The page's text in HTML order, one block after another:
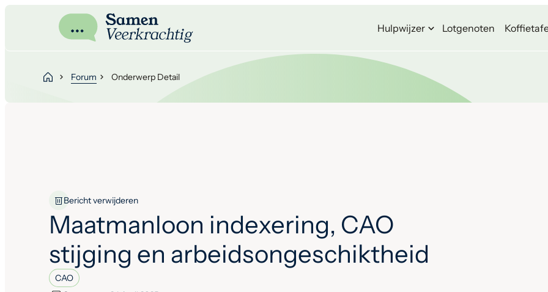
Hulpwijzer Lotgenoten
Forum Onderwerp Detail
Bericht verwijderen
Maatmanloon indexering, CAO
stijging en arbeidsongeschiktheid
CAO